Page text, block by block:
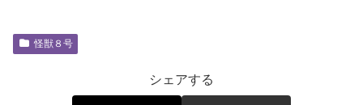
怪獣８号
シェアする